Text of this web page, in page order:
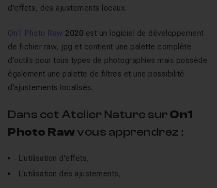
d'effets, des ajustements locaux.
On1 Photo Raw 2020 est un logiciel de développement
de fichier raw, jpg et contient une palette complète
d'outils pour tous types de photographies mais possède
également une palette de filtres et une possibilité
d'ajustements localisés.
Dans cet Atelier Nature surOn1
Photo Rawvous apprendrez :
L'utilisation d'effets,
L'utilisation des ajustements,